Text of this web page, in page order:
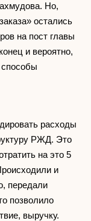
Но,
остались
на пост главы
и вероятно,
способы
расходы
РЖД. Это
на это 5
и
передали
позволило
выручку.